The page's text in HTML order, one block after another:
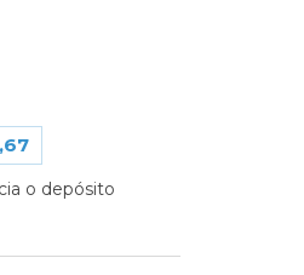
o depósito